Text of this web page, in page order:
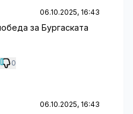
06.10.2025, 16:43
за Бургаската
0
06.10.2025, 16:43